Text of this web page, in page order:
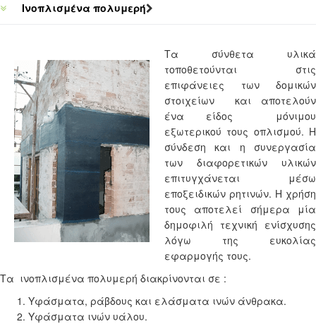
Ινοπλισμένα πολυμερή
Τα σύνθετα υλικά
τοποθετούνται στις
επιφάνειες των δομικών
στοιχείων και αποτελούν
ένα είδος μόνιμου
εξωτερικού τους οπλισμού. Η
σύνδεση και η συνεργασία
των διαφορετικών υλικών
επιτυγχάνεται μέσω
εποξειδικών ρητινών. Η χρήση
τους αποτελεί σήμερα μία
δημοφιλή τεχνική ενίσχυσης
λόγω της ευκολίας
εφαρμογής τους.
Τα ινοπλισμένα πολυμερή διακρίνονται σε :
Υφάσματα, ράβδους και ελάσματα ινών άνθρακα.
Υφάσματα ινών υάλου.